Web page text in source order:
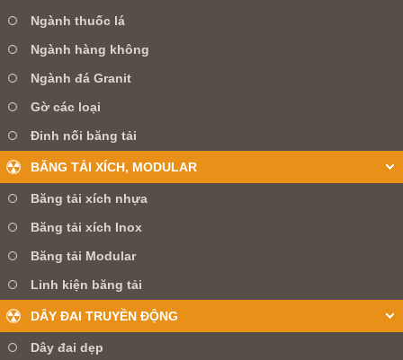
LIÊN HỆ
Ngành thuốc lá
Ngành hàng không
Ngành đá Granit
Gờ các loại
Đinh nối băng tải
BĂNG TẢI XÍCH, MODULAR
Băng tải xích nhựa
Băng tải xích Inox
Băng tải Modular
Linh kiện băng tải
DÂY ĐAI TRUYỀN ĐỘNG
Dây đai dẹp